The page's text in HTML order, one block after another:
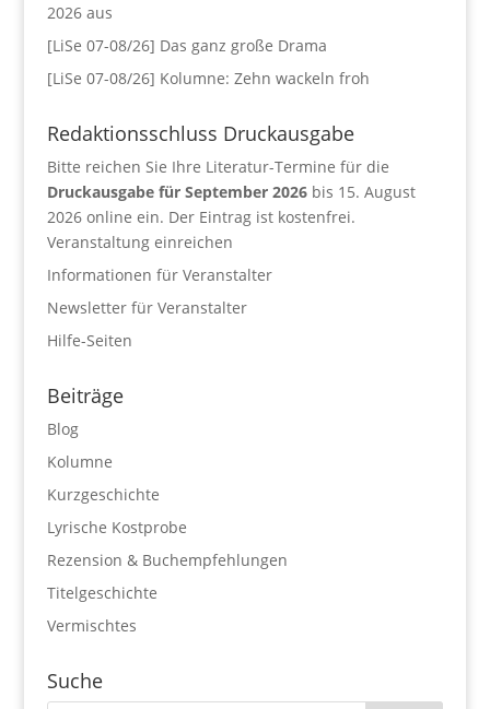
2026 aus
[LiSe 07-08/26] Das ganz große Drama
[LiSe 07-08/26] Kolumne: Zehn wackeln froh
Redaktionsschluss Druckausgabe
Bitte reichen Sie Ihre Literatur-Termine für die
Druckausgabe für September 2026bis 15. August
2026 online ein. Der Eintrag ist kostenfrei.
Veranstaltung einreichen
Informationen für Veranstalter
Newsletter für Veranstalter
Hilfe-Seiten
Beiträge
Blog
Kolumne
Kurzgeschichte
Lyrische Kostprobe
Rezension & Buchempfehlungen
Titelgeschichte
Vermischtes
Suche